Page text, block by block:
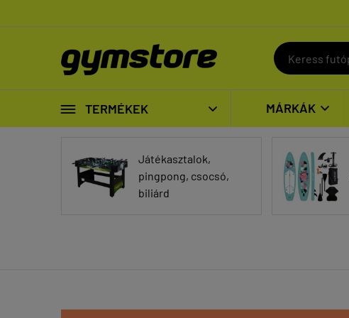
 TERMÉKEK  MÁRKÁK 
Játékasztalok,
pingpong, csocsó,
biliárd